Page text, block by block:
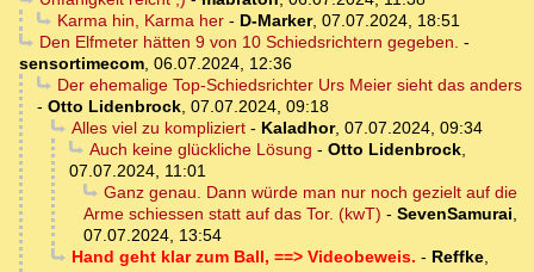
Karma hin, Karma her- D-Marker, 07.07.2024, 18:51
Den Elfmeter hätten 9 von 10 Schiedsrichtern gegeben. -
sensortimecom, 06.07.2024, 12:36
Der ehemalige Top-Schiedsrichter Urs Meier sieht das anders
- Otto Lidenbrock, 07.07.2024, 09:18
Alles viel zu kompliziert- Kaladhor, 07.07.2024, 09:34
Auch keine glückliche Lösung - Otto Lidenbrock,
07.07.2024, 11:01
Ganz genau. Dann würde man nur noch gezielt auf die
Arme schiessen statt auf das Tor. (kwT) - SevenSamurai,
07.07.2024, 13:54
Hand geht klar zum Ball, ==> Videobeweis. - Reffke,